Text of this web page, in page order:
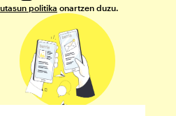
politika onartzen duzu.